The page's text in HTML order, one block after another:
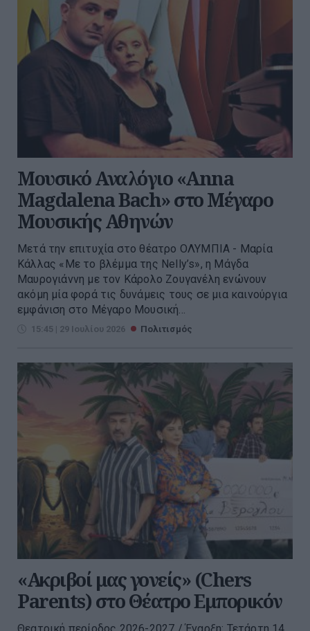
Μουσικό Αναλόγιο «Anna
Magdalena Bach» στο Μέγαρο
Μουσικής Αθηνών
Μετά την επιτυχία στο θέατρο ΟΛΥΜΠΙΑ - Μαρία
Κάλλας «Με το βλέμμα της Nelly’s», η Μάγδα
Μαυρογιάννη με τον Κάρολο Ζουγανέλη ενώνουν
ακόμη μία φορά τις δυνάμεις τους σε μια καινούργια
εμφάνιση στο Μέγαρο Μουσική...
15:45 | 29 Ιουλίου 2026 Πολιτισμός
«Ακριβοί μας γονείς» (Chers
Parents) στο Θέατρο Εμπορικόν
Θεατρική περίοδος 2026-2027 / Έναρξη: Τετάρτη 14